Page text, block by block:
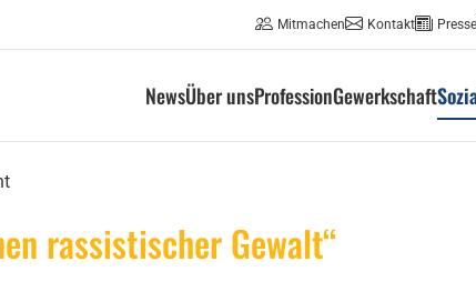
Mitmachen Kontakt Presse
NewsÜber unsProfessionGewerkschaft
rassistischer Gewalt“